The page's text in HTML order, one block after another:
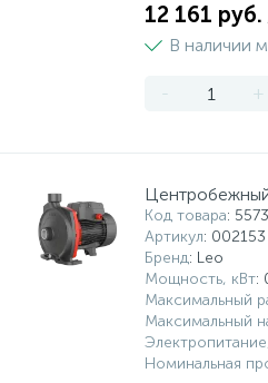
12 161 руб.
В наличии
- +
Код товара:
Артикул: 002153
Бренд: Leo
Мощность, кВт:
Максимальный
Максимальный
Номинальная